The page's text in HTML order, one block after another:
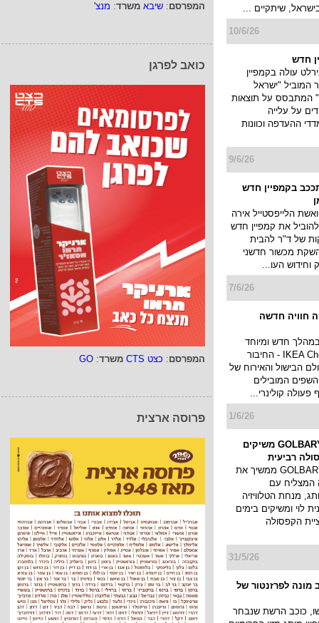
המפרסם: שיבא משרד: מנצ'
כואב לפרגן
המפרסם: כצט CTS משרד:
GO
פרוסה ארצית
כל המונדיאל. כל חסות
באיצט...
את חודש
לקידום שוויון
הלהט"ב בחודש
במהלך החודש כולו
10/6/26
תעניק חסות ראשית
הגאווה
תעניק זו השנה
חסות מרכזית
הגאווה של עופר
הגדול והמוביל של
שיתקיים ...
חדש
עולה בקמפיין
"ישראל
המתבסס על תוצאות
על עלייה
ההעדפה וכוונות
בקמפיין חדש
הלייפסטייל אירה
את קמפיין חדש
מכשור חדשני
7/6/26
חוויה חדשה